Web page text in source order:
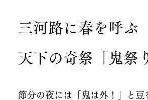
三河路に春を呼ぶ
天下の奇祭「鬼祭
節分の夜には「鬼は外！」と豆